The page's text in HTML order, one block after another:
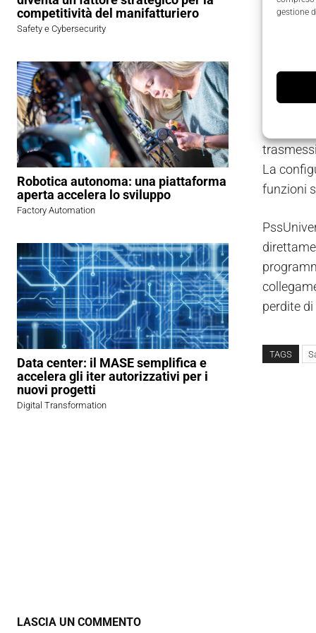
gestione
competitività del manifatturiero
Safety e Cybersecurity
Robotica autonoma: una piattaforma
aperta accelera lo sviluppo
Factory Automation
Data center: il MASE semplifica e
accelera gli iter autorizzativi per i
nuovi progetti
Digital Transformation
Pilz
agli
Questa
La
funzioni
perdite
TAGS
LASCIA UN COMMENTO